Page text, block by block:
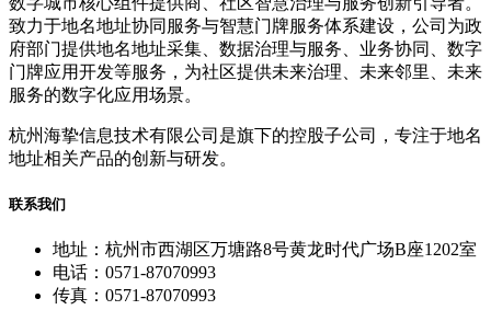
致力于地名地址协同服务与智慧门牌服务体系建设，公司为政
府部门提供地名地址采集、数据治理与服务、业务协同、数字
门牌应用开发等服务，为社区提供未来治理、未来邻里、未来
服务的数字化应用场景。
杭州海挚信息技术有限公司是旗下的控股子公司，专注于地名
地址相关产品的创新与研发。
联系我们
地址：杭州市西湖区万塘路8号黄龙时代广场B座1202室
电话：0571-87070993
传真：0571-87070993